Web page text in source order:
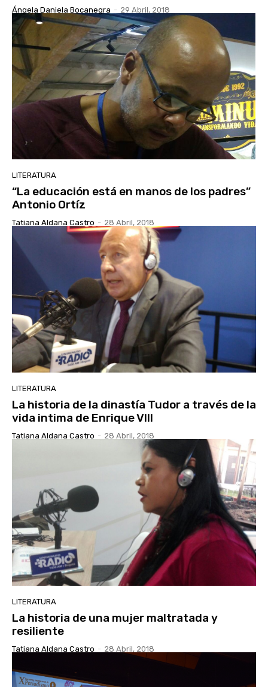
Ángela Daniela Bocanegra - 29 Abril, 2018
LITERATURA
“La educación está en manos de los padres”
Antonio Ortíz
Tatiana Aldana Castro - 28 Abril, 2018
LITERATURA
La historia de la dinastía Tudor a través de la
vida intima de Enrique VIII
Tatiana Aldana Castro - 28 Abril, 2018
LITERATURA
La historia de una mujer maltratada y
resiliente
Tatiana Aldana Castro - 28 Abril, 2018